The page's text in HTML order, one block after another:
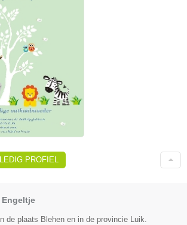
PROFIEL
de plaats Blehen en in de provincie Luik.